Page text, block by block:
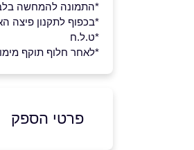
*התמונה להמחשה
*בכפוף לתקנון פיצה
*ט.ל.ח
*לאחר חלוף תוקף
פרטי הספק